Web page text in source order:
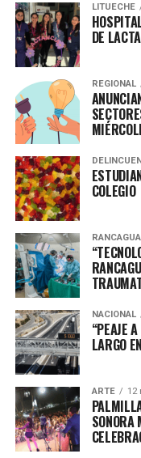
LITUECHE
DE
REGIONAL
COLEGIO
RANCAGUA
NACIONAL
“PEAJE
LARGO
ARTE 12
SONORA